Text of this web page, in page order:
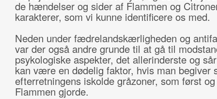
de hændelser og sider af Flammen og
karakterer, som vi kunne identificere os med.
Neden under fædrelandskærligheden og
var der også andre grunde til at gå til
psykologiske aspekter, det allerinderste og
kan være en dødelig faktor, hvis man begiver
efterretningens iskolde gråzoner, som først
Flammen gjorde.